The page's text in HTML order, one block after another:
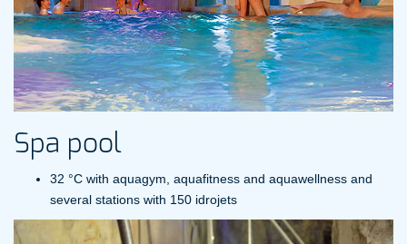
Spa pool
32 °C with aquagym, aquafitness and aquawellness and
several stations with 150 idrojets